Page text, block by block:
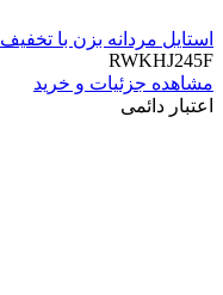
استایل مردانه بزن با تخفیف 200 هزار تومانی دیجی استایل
RWKHJ245F
مشاهده جزئیات و خرید
اعتبار دائمی